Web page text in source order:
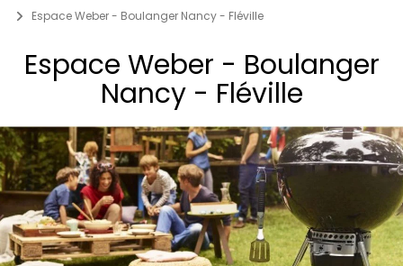
Espace Weber - Boulanger Nancy - Fléville
Espace Weber - Boulanger
Nancy - Fléville